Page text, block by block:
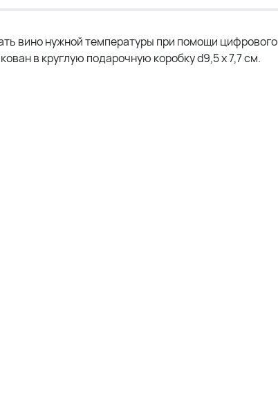
вино нужной температуры при помощи цифрового
в круглую подарочную коробку d9,5 х 7,7 см.